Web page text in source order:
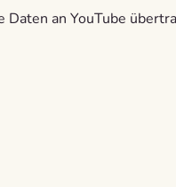
an YouTube